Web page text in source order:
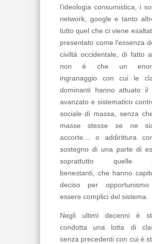
l’ideologia consumistica, i
network, google e tanto
tutto quel che ci viene
presentato come l’essenza
civiltà occidentale, di fatto
non è che un
ingranaggio con cui le
dominanti hanno attuato il
avanzato e sistematico
sociale di massa, senza
masse stesse se ne
accorte… o addirittura
sostegno di una parte di
soprattutto quelle
benestanti, che hanno
deciso per
essere complici del sistema.
Negli ultimi decenni è
condotta una lotta di
senza precedenti con cui è